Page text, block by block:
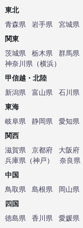
東北
青森県
岩手県 宮城県
関東
茨城県
栃木県 群馬県
神奈川県 （横浜）
甲信越・北陸
新潟県
富山県 石川県
東海
岐阜県
静岡県 愛知県
関西
滋賀県
京都府 大阪府
兵庫県 （神戸） 奈良県
中国
鳥取県
島根県 岡山県
四国
徳島県
香川県 愛媛県